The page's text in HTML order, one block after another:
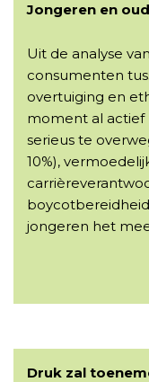
Jongeren en
Uit de analyse
consumenten
overtuiging en
moment al actief
serieus te
10%),
jongeren het
Druk zal